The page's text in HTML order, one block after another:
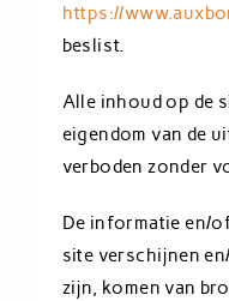
https://
beslist.
Alle inhoud op de
eigendom van de
verboden zonder
De informatie en/
site verschijnen
zijn, komen van